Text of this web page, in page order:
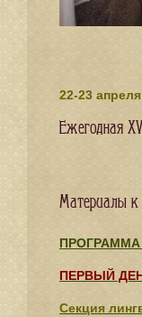
22-23
Ежегодная
Материалы к
ПЕРВЫЙ
Секция